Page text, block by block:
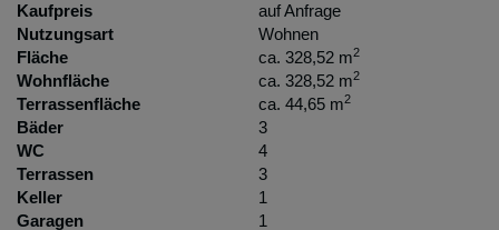
Kaufpreis
auf Anfrage
Nutzungsart
Wohnen
Fläche
ca. 328,52 m2
Wohnfläche ca. 328,52 m2
Terrassenfläche ca. 44,65 m2
Bäder
3
WC
4
Terrassen
3
Keller
1
Garagen
1